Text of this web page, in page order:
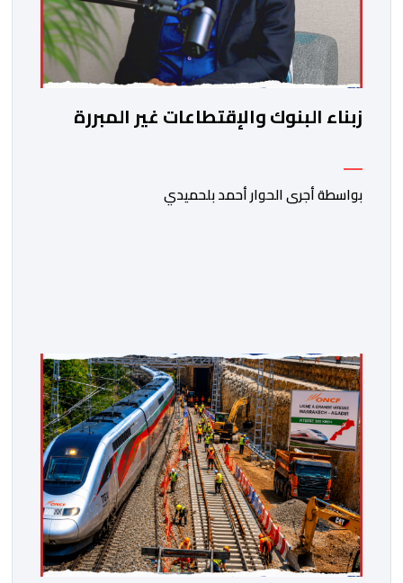
زبناء البنوك والإقتطاعات غير المبررة
بواسطة أجرى الحوار أحمد بلحميدي